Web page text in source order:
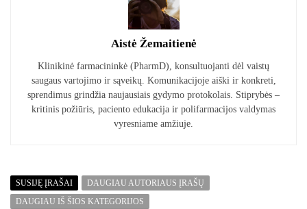
Aistė Žemaitienė
Klinikinė farmacininkė (PharmD), konsultuojanti dėl vaistų
saugaus vartojimo ir sąveikų. Komunikacijoje aiški ir konkreti,
sprendimus grindžia naujausiais gydymo protokolais. Stiprybės –
kritinis požiūris, paciento edukacija ir polifarmacijos valdymas
vyresniame amžiuje.
SUSIJĘ ĮRAŠAI
DAUGIAU AUTORIAUS ĮRAŠŲ
DAUGIAU IŠ ŠIOS KATEGORIJOS